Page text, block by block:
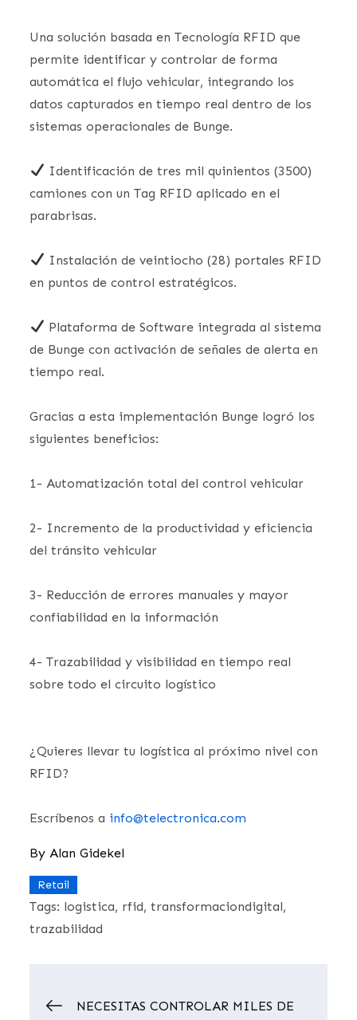
Una solución basada en Tecnología RFID que
permite identificar y controlar de forma
automática el flujo vehicular, integrando los
datos capturados en tiempo real dentro de los
sistemas operacionales de Bunge.
Identificación de tres mil quinientos (3500)
camiones con un Tag RFID aplicado en el
parabrisas.
Instalación de veintiocho (28) portales RFID
en puntos de control estratégicos.
Plataforma de Software integrada al sistema
de Bunge con activación de señales de alerta en
tiempo real.
Gracias a esta implementación Bunge logró los
siguientes beneficios:
1- Automatización total del control vehicular
2- Incremento de la productividad y eficiencia
del tránsito vehicular
3- Reducción de errores manuales y mayor
confiabilidad en la información
4- Trazabilidad y visibilidad en tiempo real
sobre todo el circuito logístico
¿Quieres llevar tu logística al próximo nivel con
RFID?
Escríbenos a info@telectronica.com
ByAlan Gidekel
Retail
Tags: logistica rfid transformaciondigital
trazabilidad
NECESITAS CONTROLAR MILES DE